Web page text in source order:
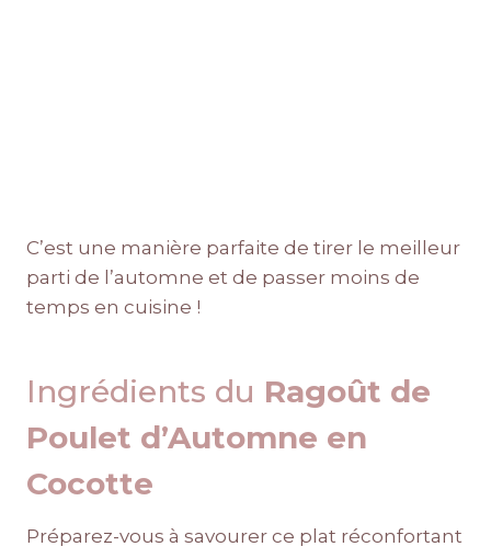
C’est une manière parfaite de tirer le meilleur
parti de l’automne et de passer moins de
temps en cuisine !
Ingrédients du Ragoût de
Poulet d’Automne en
Cocotte
Préparez-vous à savourer ce plat réconfortant